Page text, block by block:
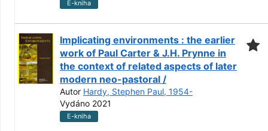
E-kniha
Implicating environments : the earlier
work of Paul Carter & J.H. Prynne in
the context of related aspects of later
modern neo-pastoral /
Autor Hardy, Stephen Paul, 1954-
Vydáno 2021
E-kniha